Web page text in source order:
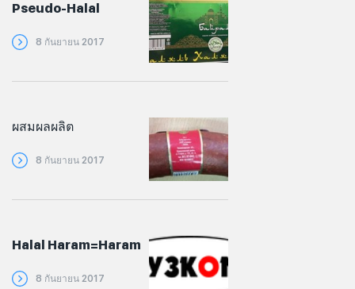
Pseudo-Halal
8 กันยายน 2017
ผสมผลผลิต
8 กันยายน 2017
Halal Haram=Haram
8 กันยายน 2017